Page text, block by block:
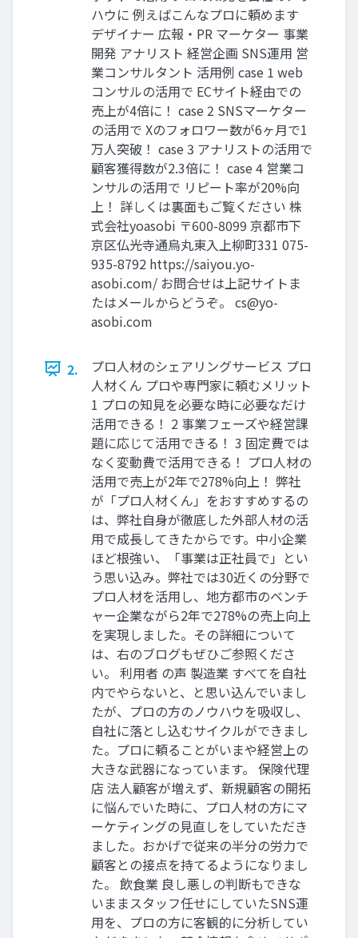
ハウに 例えばこんなプロに頼めます
デザイナー 広報・PR マーケター 事業
開発 アナリスト 経営企画 SNS運用 営
業コンサルタント 活用例 case 1 web
コンサルの活用で ECサイト経由での
売上が4倍に！ case 2 SNSマーケター
の活用で Xのフォロワー数が6ヶ月で1
万人突破！ case 3 アナリストの活用で
顧客獲得数が2.3倍に！ case 4 営業コ
ンサルの活用で リピート率が20%向
上！ 詳しくは裏面もご覧ください 株
式会社yoasobi 〒600-8099 京都市下
京区仏光寺通烏丸東入上柳町331 075-
935-8792 https://saiyou.yo-
asobi.com/ お問合せは上記サイトま
たはメールからどうぞ。 cs@yo-
asobi.com
2.
プロ人材のシェアリングサービス プロ
人材くん プロや専門家に頼むメリット
1 プロの知見を必要な時に必要なだけ
活用できる！ 2 事業フェーズや経営課
題に応じて活用できる！ 3 固定費では
なく変動費で活用できる！ プロ人材の
活用で売上が2年で278%向上！ 弊社
が「プロ人材くん」をおすすめするの
は、弊社自身が徹底した外部人材の活
用で成長してきたからです。中小企業
ほど根強い、「事業は正社員で」とい
う思い込み。弊社では30近くの分野で
プロ人材を活用し、地方都市のベンチ
ャー企業ながら2年で278%の売上向上
を実現しました。その詳細について
は、右のブログもぜひご参照くださ
い。 利用者 の声 製造業 すべてを自社
内でやらないと、と思い込んでいまし
たが、プロの方のノウハウを吸収し、
自社に落とし込むサイクルができまし
た。プロに頼ることがいまや経営上の
大きな武器になっています。 保険代理
店 法人顧客が増えず、新規顧客の開拓
に悩んでいた時に、プロ人材の方にマ
ーケティングの見直しをしていただき
ました。おかげで従来の半分の労力で
顧客との接点を持てるようになりまし
た。 飲食業 良し悪しの判断もできな
いままスタッフ任せにしていたSNS運
用を、プロの方に客観的に分析してい